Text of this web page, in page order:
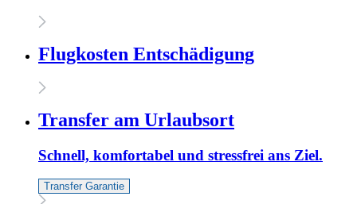
Flugkosten Entschädigung
Transfer am Urlaubsort
Schnell, komfortabel und stressfrei ans Ziel.
Transfer Garantie